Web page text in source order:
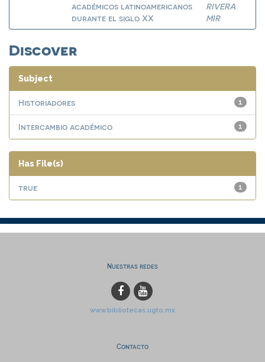
académicos latinoamericanos
durante el siglo XX
RIVERA
MIR
Discover
Subject
1
Historiadores
1
Intercambio académico
Has File(s)
1
true
Nuestras redes
www.bibliotecas.ugto.mx
Contacto